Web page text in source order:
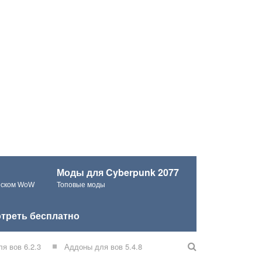
WoW
Моды для Cyberpunk 2077
Топовые моды
бесплатно
вов 6.2.3 Аддоны для вов 5.4.8